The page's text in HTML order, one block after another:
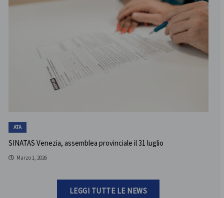
ATA
SINATAS Venezia, assemblea provinciale il 31 luglio
Marzo 1, 2026
LEGGI TUTTE LE NEWS